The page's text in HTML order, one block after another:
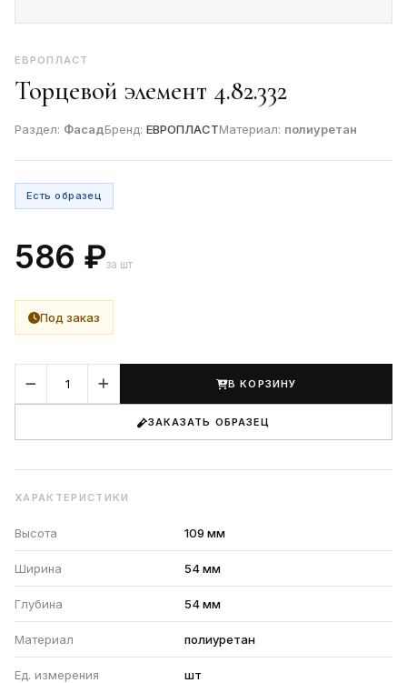
ЕВРОПЛАСТ
Торцевой элемент 4.82.332
Раздел: ФасадБренд: ЕВРОПЛАСТМатериал: полиуретан
Есть образец
586 ₽за шт
Под заказ
В КОРЗИНУ
ЗАКАЗАТЬ ОБРАЗЕЦ
ХАРАКТЕРИСТИКИ
Высота 109 мм
Ширина 54 мм
Глубина 54 мм
Материал полиуретан
Ед. измерения шт